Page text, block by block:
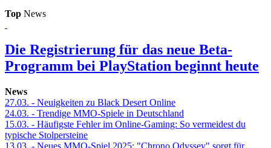
Top News
Die Registrierung für das neue Beta-
Programm bei PlayStation beginnt heute
News
27.03. - Neuigkeiten zu Black Desert Online
24.03. - Trendige MMO-Spiele in Deutschland
15.03. - Häufigste Fehler im Online-Gaming: So vermeidest du
typische Stolpersteine